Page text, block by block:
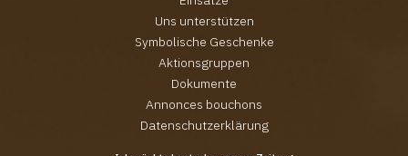
Uns unterstützen
Symbolische Geschenke
Aktionsgruppen
Dokumente
Annonces bouchons
Datenschutzerklärung